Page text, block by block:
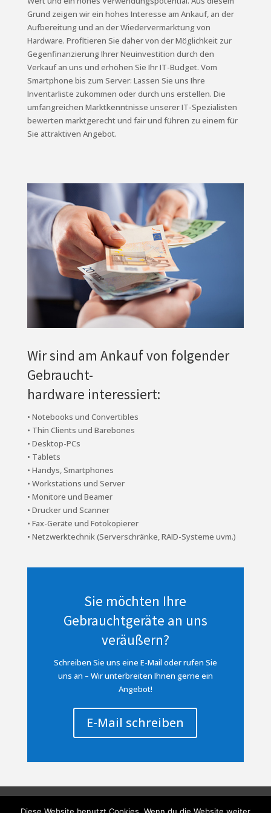
Grund zeigen wir ein hohes Interesse am Ankauf, an der
Aufbereitung und an der Wiedervermarktung von
Hardware. Profitieren Sie daher von der Möglichkeit zur
Gegenfinanzierung Ihrer Neuinvestition durch den
Verkauf an uns und erhöhen Sie Ihr IT-Budget. Vom
Smartphone bis zum Server: Lassen Sie uns Ihre
Inventarliste zukommen oder durch uns erstellen. Die
umfangreichen Marktkenntnisse unserer IT-Spezialisten
bewerten marktgerecht und fair und führen zu einem für
Sie attraktiven Angebot.
Wir sind am Ankauf von folgender
Gebraucht-
hardware interessiert:
• Notebooks und Convertibles
• Thin Clients und Barebones
• Desktop-PCs
• Tablets
• Handys, Smartphones
• Workstations und Server
• Monitore und Beamer
• Drucker und Scanner
• Fax-Geräte und Fotokopierer
• Netzwerktechnik (Serverschränke, RAID-Systeme uvm.)
Sie möchten Ihre
Gebrauchtgeräte an uns
veräußern?
Schreiben Sie uns eine E-Mail oder rufen Sie
uns an – Wir unterbreiten Ihnen gerne ein
Angebot!
E-Mail schreiben